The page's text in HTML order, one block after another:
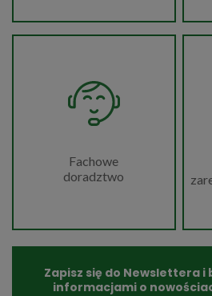
Fachowe
doradztwo
Zapisz się do Newslettera i
informacjami o